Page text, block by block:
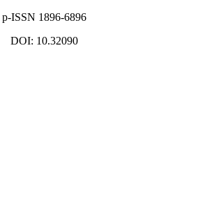
p-ISSN 1896-6896
DOI: 10.32090